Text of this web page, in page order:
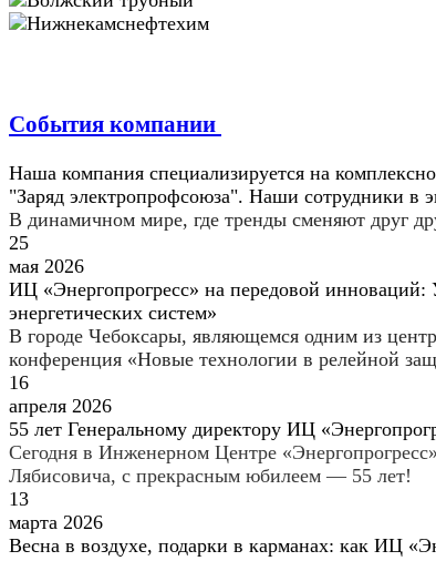
События компании
Наша компания специализируется на
"Заряд электропрофсоюза". Наши сотрудники в
В динамичном мире, где тренды сменяют друг
25
мая 2026
ИЦ «Энергопрогресс» на передовой
энергетических систем»
В городе Чебоксары, являющемся одним из
конференция «Новые технологии в релейной
16
апреля 2026
55 лет Генеральному директору ИЦ
Сегодня в Инженерном Центре
Лябисовича, с прекрасным юбилеем — 55 лет!
13
марта 2026
Весна в воздухе, подарки в карманах: как ИЦ